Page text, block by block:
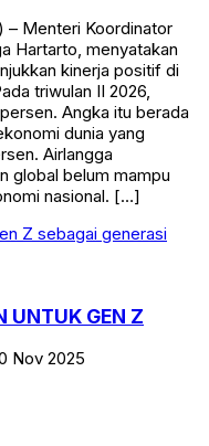
– Menteri Koordinator
Hartarto, menyatakan
kinerja positif di
triwulan II 2026,
Angka itu berada
dunia yang
Airlangga
global belum mampu
nasional. […]
UNTUK GEN Z
Nov 2025